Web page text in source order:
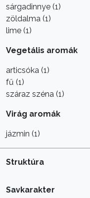
sárgadinnye (1)
zöldalma (1)
lime (1)
Vegetális aromák
articsóka (1)
fű (1)
száraz széna (1)
Virág aromák
jázmin (1)
Struktúra
Savkarakter